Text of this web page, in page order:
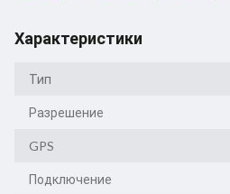
Характеристики
Тип
Разрешение
GPS
Подключение